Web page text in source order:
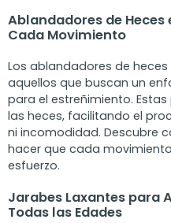
Ablandadores de Heces
Cada Movimiento
Los ablandadores de
aquellos que buscan un
para el estreñimiento.
las heces, facilitando el
ni incomodidad. Descubre
hacer que cada
esfuerzo.
Jarabes Laxantes para
Todas las Edades